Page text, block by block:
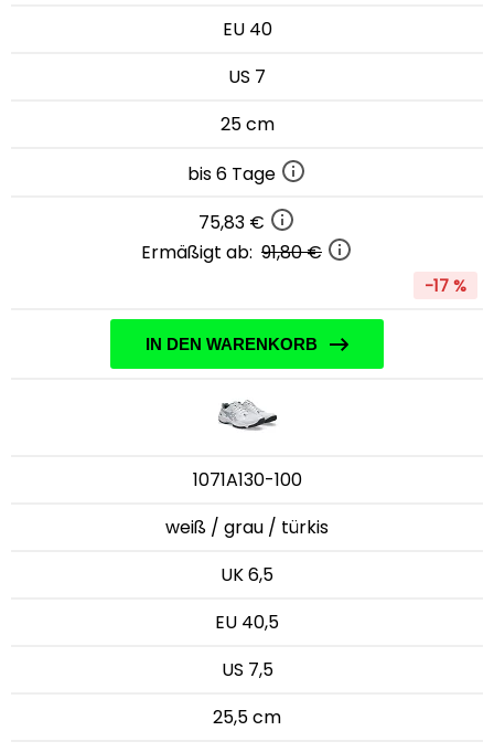
EU 40
US 7
25 cm
bis 6 Tage
75,83 €
Ermäßigt ab: 91,80 €
-17 %
IN DEN WARENKORB
1071A130-100
weiß / grau / türkis
UK 6,5
EU 40,5
US 7,5
25,5 cm